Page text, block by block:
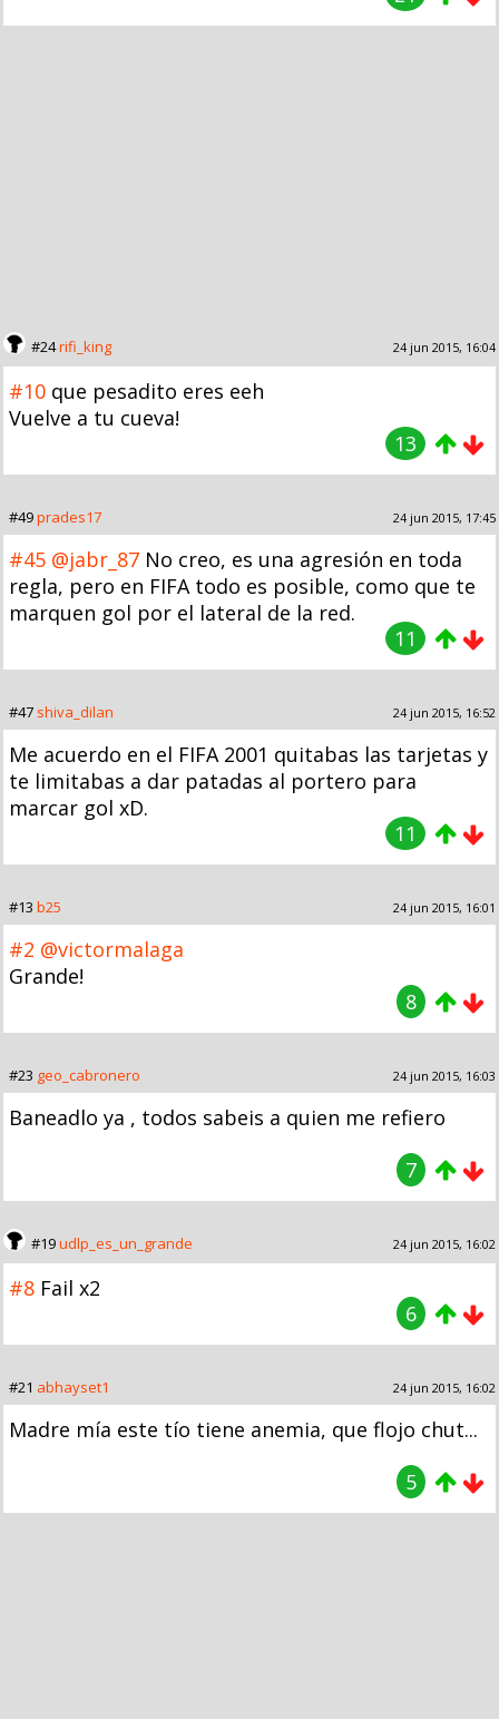
#24rifi_king 24 jun 2015, 16:04
#10 que pesadito eres eeh
Vuelve a tu cueva!
13
#49prades17 24 jun 2015, 17:45
#45 @jabr_87 No creo, es una agresión en toda
regla, pero en FIFA todo es posible, como que te
marquen gol por el lateral de la red.
11
#47 shiva_dilan 24 jun 2015, 16:52
Me acuerdo en el FIFA 2001 quitabas las tarjetas y
te limitabas a dar patadas al portero para
marcar gol xD.
11
#13 b25 24 jun 2015, 16:01
#2 @victormalaga
Grande!
8
#23 geo_cabronero 24 jun 2015, 16:03
Baneadlo ya , todos sabeis a quien me refiero
7
#19udlp_es_un_grande 24 jun 2015, 16:02
#8 Fail x2
6
#21 abhayset1 24 jun 2015, 16:02
Madre mía este tío tiene anemia, que flojo chut...
5